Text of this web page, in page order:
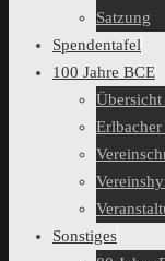
Satzung
Spendentafel
100 Jahre BCE
Übersicht
Sonstiges